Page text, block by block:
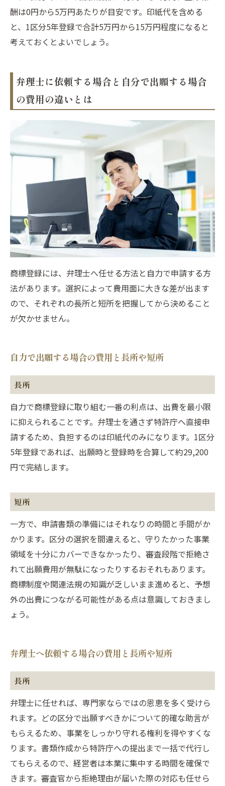
酬は0円から5万円あたりが目安です。印紙代を含める
と、1区分5年登録で合計5万円から15万円程度になると
考えておくとよいでしょう。
弁理士に依頼する場合と自分で出願する場合
の費用の違いとは
商標登録には、弁理士へ任せる方法と自力で申請する方
法があります。選択によって費用面に大きな差が出ます
ので、それぞれの長所と短所を把握してから決めること
が欠かせません。
自力で出願する場合の費用と長所や短所
長所
自力で商標登録に取り組む一番の利点は、出費を最小限
に抑えられることです。弁理士を通さず特許庁へ直接申
請するため、負担するのは印紙代のみになります。1区分
5年登録であれば、出願時と登録時を合算して約29,200
円で完結します。
短所
一方で、申請書類の準備にはそれなりの時間と手間がか
かります。区分の選択を間違えると、守りたかった事業
領域を十分にカバーできなかったり、審査段階で拒絶さ
れて出願費用が無駄になったりするおそれもあります。
商標制度や関連法規の知識が乏しいまま進めると、予想
外の出費につながる可能性がある点は意識しておきまし
ょう。
弁理士へ依頼する場合の費用と長所や短所
長所
弁理士に任せれば、専門家ならではの恩恵を多く受けら
れます。どの区分で出願すべきかについて的確な助言が
もらえるため、事業をしっかり守れる権利を得やすくな
ります。書類作成から特許庁への提出まで一括で代行し
てもらえるので、経営者は本業に集中する時間を確保で
きます。審査官から拒絶理由が届いた際の対応も任せら